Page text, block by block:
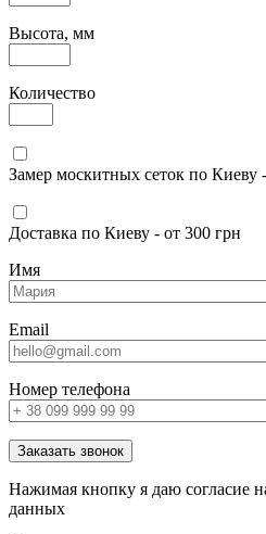
Высота, мм
Количество
Замер москитных сеток по Киеву
Доставка по Киеву - от 300 грн
Имя
Email
Номер телефона
Заказать звонок
Нажимая кнопку я даю согласие
данных